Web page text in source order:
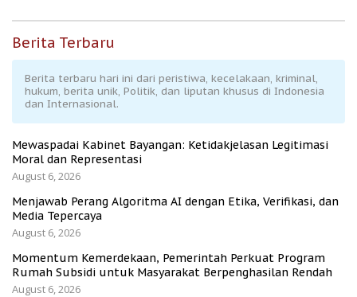
Berita Terbaru
Berita terbaru hari ini dari peristiwa, kecelakaan, kriminal,
hukum, berita unik, Politik, dan liputan khusus di Indonesia
dan Internasional.
Mewaspadai Kabinet Bayangan: Ketidakjelasan Legitimasi
Moral dan Representasi
August 6, 2026
Menjawab Perang Algoritma AI dengan Etika, Verifikasi, dan
Media Tepercaya
August 6, 2026
Momentum Kemerdekaan, Pemerintah Perkuat Program
Rumah Subsidi untuk Masyarakat Berpenghasilan Rendah
August 6, 2026